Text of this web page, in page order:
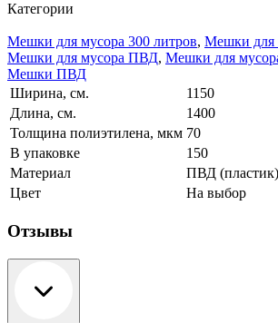
Категории
Мешки для мусора 300 литров, Мешки для
Мешки для мусора ПВД, Мешки для
Мешки ПВД
Ширина, см.
1150
Длина, см.
1400
Толщина полиэтилена, мкм 70
В упаковке
150
Материал
ПВД (пластик)
Цвет
На выбор
Отзывы